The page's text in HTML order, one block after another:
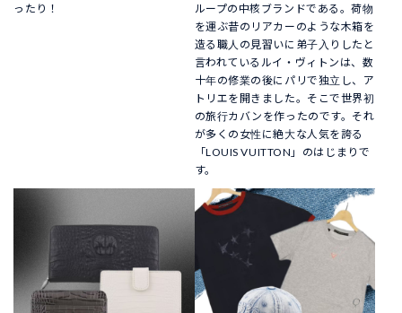
ったり！
ループの中核ブランドである。荷物
を運ぶ昔のリアカーのような木箱を
造る職人の見習いに弟子入りしたと
言われているルイ・ヴィトンは、数
十年の修業の後にパリで独立し、ア
トリエを開きました。そこで世界初
の旅行カバンを作ったのです。それ
が多くの女性に絶大な人気を誇る
「LOUIS VUITTON」のはじまりで
す。